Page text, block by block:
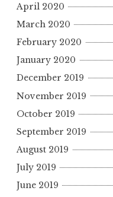
April 2020
March 2020
February 2020
January 2020
December 2019
November 2019
October 2019
September 2019
August 2019
July 2019
June 2019